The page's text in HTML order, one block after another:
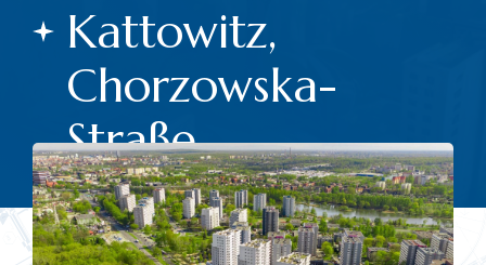
Kattowitz,
Chorzowska-
Straße